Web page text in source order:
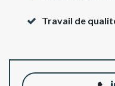
Travail de